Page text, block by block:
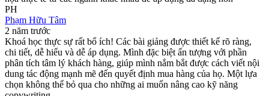
PH
Phạm Hữu Tâm
2 năm trước
Khoá học thực sự rất bổ ích! Các bài giảng được thiết kế rõ ràng,
chi tiết, dễ hiểu và dễ áp dụng. Mình đặc biệt ấn tượng với phần
phân tích tâm lý khách hàng, giúp mình nắm bắt được cách viết nội
dung tác động mạnh mẽ đến quyết định mua hàng của họ. Một lựa
chọn không thể bỏ qua cho những ai muốn nâng cao kỹ năng